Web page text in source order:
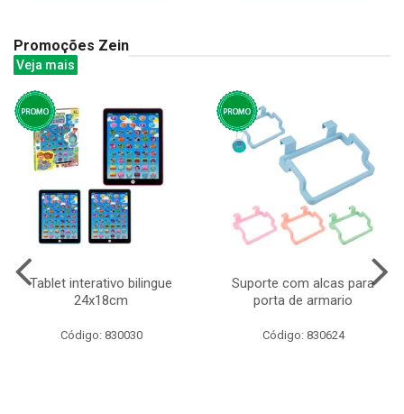
Promoções Zein
Veja mais
Tablet interativo bilingue
24x18cm
Código: 830030
Suporte com alcas para
porta de armario
Código: 830624